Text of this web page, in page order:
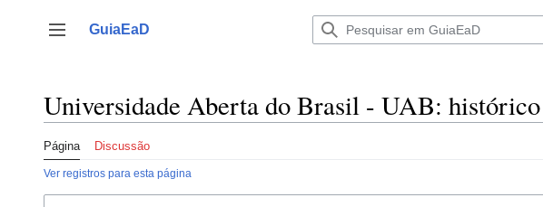
para
Alternar barra lateral
GuiaEaD
Universidade Aberta do Brasil - UAB: histórico
Página Discussão
Ver registros para esta página